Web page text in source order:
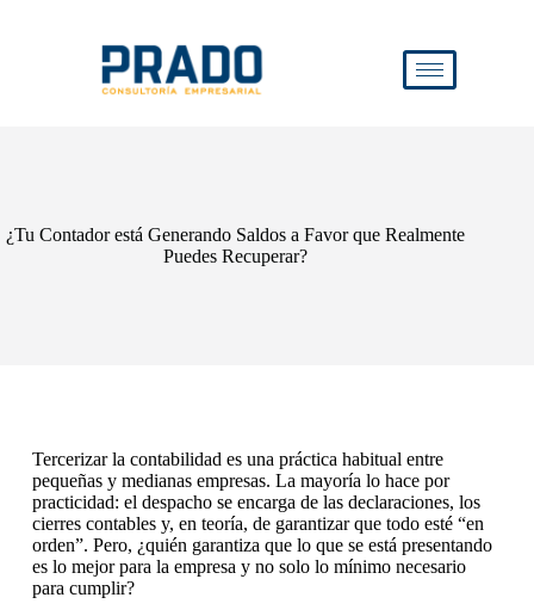
¿Tu Contador está Generando Saldos a Favor que Realmente
Puedes Recuperar?
Tercerizar la contabilidad es una práctica habitual entre
pequeñas y medianas empresas. La mayoría lo hace por
practicidad: el despacho se encarga de las declaraciones, los
cierres contables y, en teoría, de garantizar que todo esté “en
orden”. Pero, ¿quién garantiza que lo que se está presentando
es lo mejor para la empresa y no solo lo mínimo necesario
para cumplir?